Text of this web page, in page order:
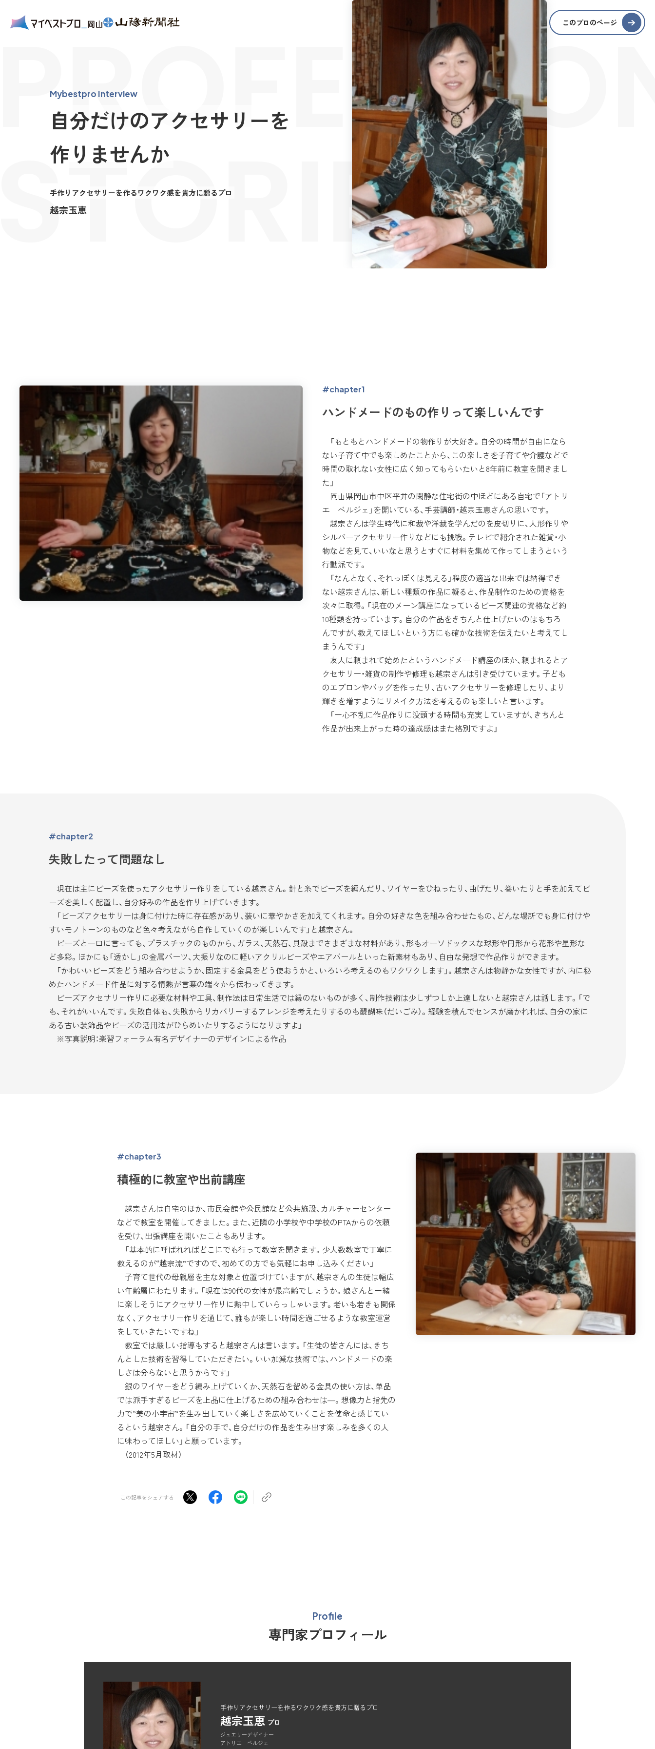
このプロのページ
Mybestpro Interview
自分だけのアクセサリーを
作りませんか
手作りアクセサリーを作るワクワク感を貴方に贈るプロ
越宗玉恵
#chapter1
ハンドメードのもの作りって楽しいんです
「もともとハンドメードの物作りが大好き。自分の時間が自由になら
ない子育て中でも楽しめたことから、この楽しさを子育てや介護などで
時間の取れない女性に広く知ってもらいたいと8年前に教室を開きまし
た」
岡山県岡山市中区平井の閑静な住宅街の中ほどにある自宅で「アトリ
エ ベルジェ」を開いている、手芸講師・越宗玉恵さんの思いです。
越宗さんは学生時代に和裁や洋裁を学んだのを皮切りに、人形作りや
シルバーアクセサリー作りなどにも挑戦。テレビで紹介された雑貨・小
物などを見て、いいなと思うとすぐに材料を集めて作ってしまうという
行動派です。
「なんとなく、それっぽくは見える」程度の適当な出来では納得でき
ない越宗さんは、新しい種類の作品に凝ると、作品制作のための資格を
次々に取得。「現在のメーン講座になっているビーズ関連の資格など約
10種類を持っています。自分の作品をきちんと仕上げたいのはもちろ
んですが、教えてほしいという方にも確かな技術を伝えたいと考えてし
まうんです」
友人に頼まれて始めたというハンドメード講座のほか、頼まれるとア
クセサリー・雑貨の制作や修理も越宗さんは引き受けています。子ども
のエプロンやバッグを作ったり、古いアクセサリーを修理したり、より
輝きを増すようにリメイク方法を考えるのも楽しいと言います。
「一心不乱に作品作りに没頭する時間も充実していますが、きちんと
作品が出来上がった時の達成感はまた格別ですよ」
#chapter2
失敗したって問題なし
現在は主にビーズを使ったアクセサリー作りをしている越宗さん。針と糸でビーズを編んだり、ワイヤーをひねったり、曲げたり、巻いたりと手を加えてビ
ーズを美しく配置し、自分好みの作品を作り上げていきます。
「ビーズアクセサリーは身に付けた時に存在感があり、装いに華やかさを加えてくれます。自分の好きな色を組み合わせたもの、どんな場所でも身に付けや
すいモノトーンのものなど色々考えながら自作していくのが楽しいんです」と越宗さん。
ビーズと一口に言っても、プラスチックのものから、ガラス、天然石、貝殻までさまざまな材料があり、形もオーソドックスな球形や円形から花形や星形な
ど多彩。ほかにも「透かし」の金属パーツ、大振りなのに軽いアクリルビーズやエアパールといった新素材もあり、自由な発想で作品作りができます。
「かわいいビーズをどう組み合わせようか、固定する金具をどう使おうかと、いろいろ考えるのもワクワクします」。越宗さんは物静かな女性ですが、内に秘
めたハンドメード作品に対する情熱が言葉の端々から伝わってきます。
ビーズアクセサリー作りに必要な材料や工具、制作法は日常生活では縁のないものが多く、制作技術は少しずつしか上達しないと越宗さんは話します。「で
も、それがいいんです。失敗自体も、失敗からリカバリーするアレンジを考えたりするのも醍醐味（だいごみ）。経験を積んでセンスが磨かれれば、自分の家に
ある古い装飾品やビーズの活用法がひらめいたりするようになりますよ」
※写真説明：楽習フォーラム有名デザイナーのデザインによる作品
#chapter3
積極的に教室や出前講座
越宗さんは自宅のほか、市民会館や公民館など公共施設、カルチャーセンター
などで教室を開催してきました。また、近隣の小学校や中学校のPTAからの依頼
を受け、出張講座を開いたこともあります。
「基本的に呼ばれればどこにでも行って教室を開きます。少人数教室で丁寧に
教えるのが“越宗流”ですので、初めての方でも気軽にお申し込みください」
子育て世代の母親層を主な対象と位置づけていますが、越宗さんの生徒は幅広
い年齢層にわたります。「現在は90代の女性が最高齢でしょうか。娘さんと一緒
に楽しそうにアクセサリー作りに熱中していらっしゃいます。老いも若きも関係
なく、アクセサリー作りを通じて、誰もが楽しい時間を過ごせるような教室運営
をしていきたいですね」
教室では厳しい指導もすると越宗さんは言います。「生徒の皆さんには、きち
んとした技術を習得していただきたい。いい加減な技術では、ハンドメードの楽
しさは分らないと思うからです」
銀のワイヤーをどう編み上げていくか、天然石を留める金具の使い方は、単品
では派手すぎるビーズを上品に仕上げるための組み合わせは―。想像力と指先の
力で“美の小宇宙”を生み出していく楽しさを広めていくことを使命と感じてい
るという越宗さん。「自分の手で、自分だけの作品を生み出す楽しみを多くの人
に味わってほしい」と願っています。
（2012年5月取材）
この記事をシェアする
Profile
専門家プロフィール
手作りアクセサリーを作るワクワク感を貴方に贈るプロ
越宗玉恵 プロ
ジュエリーデザイナー
アトリエ ベルジェ